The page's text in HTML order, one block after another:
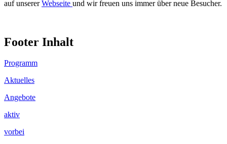
auf unsererWebseite und wir freuen uns immer über neue Besucher.
Footer Inhalt
Programm
Aktuelles
Angebote
aktiv
vorbei